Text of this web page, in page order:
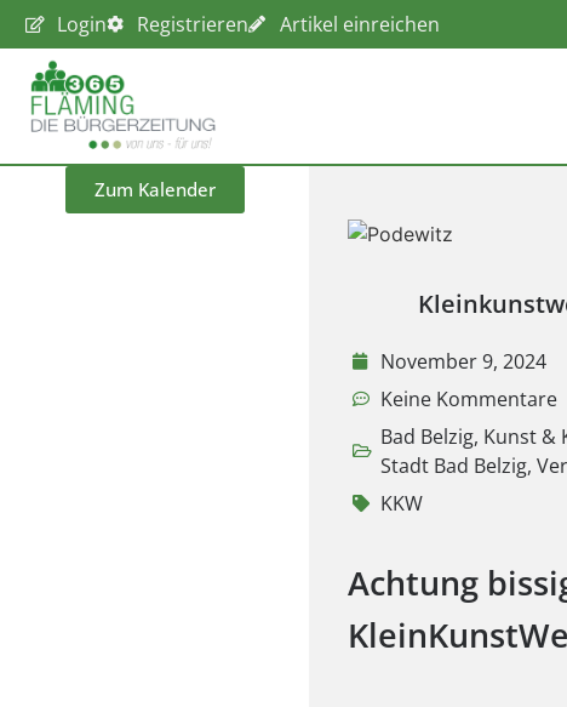
Login Registrieren Artikel einreichen
Zum Kalender
November 9, 2024
Keine Kommentare
Bad Belzig, Kunst &
Stadt Bad Belzig,
KKW
Achtung